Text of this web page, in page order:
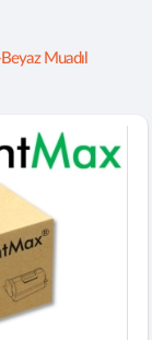
Muadıl